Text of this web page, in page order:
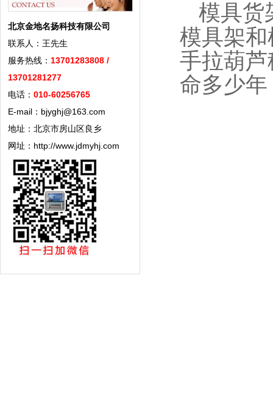
北京金地名扬科技有限公司
联系人：王先生
服务热线： 13701283808 /
13701281277
电话： 010-60256765
E-mail：bjyghj@163.com
地址：北京市房山区良乡
网址：http://www.jdmyhj.com
模具货
模具架
手拉葫
命多少年